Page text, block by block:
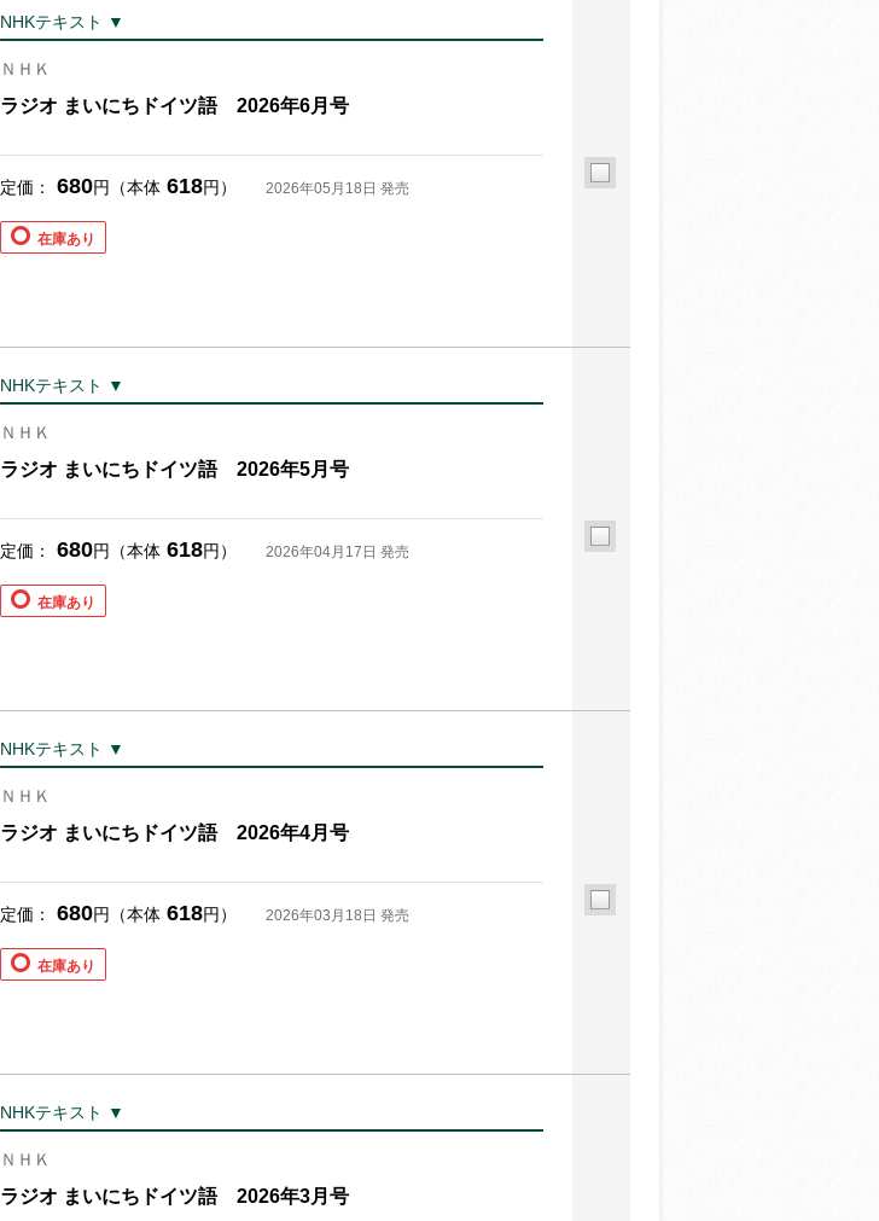
他にも商品を買う
NHKテキスト ▼
ＮＨＫ
ラジオ まいにちドイツ語 2026年6月号
定価： 680円（本体 618円） 2026年05月18日 発売
在庫あり
NHKテキスト ▼
ＮＨＫ
ラジオ まいにちドイツ語 2026年5月号
定価： 680円（本体 618円） 2026年04月17日 発売
在庫あり
NHKテキスト ▼
ＮＨＫ
ラジオ まいにちドイツ語 2026年4月号
定価： 680円（本体 618円） 2026年03月18日 発売
在庫あり
NHKテキスト ▼
ＮＨＫ
ラジオ まいにちドイツ語 2026年3月号